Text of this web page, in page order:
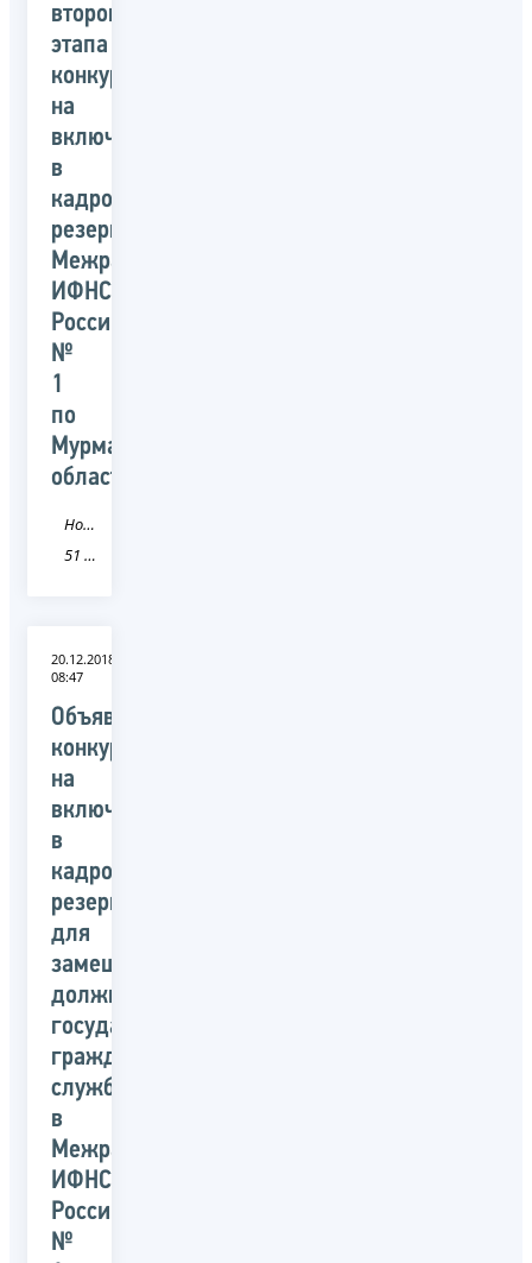
второго
этапа
конкурса
на
включение
в
кадровый
резерв
Межрайонной
ИФНС
России
№
1
по
Мурманской
области
Новость
51 Мурманская область
20.12.2018
08:47
Объявлен
конкурс
на
включение
в
кадровый
резерв
для
замещения
должностей
государственной
гражданской
службы
в
Межрайонной
ИФНС
России
№